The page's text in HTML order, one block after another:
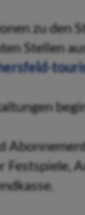
zu den
Stellen
Festspiele,